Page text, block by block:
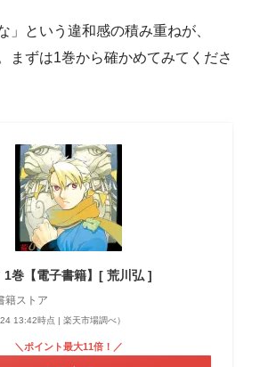
」という違和感の積み重ねが、
まずは1巻から確かめてみてくださ
1巻【電子書籍】[ 荒川弘 ]
籍ストア
13:42時点 | 楽天市場調べ）
＼ポイント最大11倍！／